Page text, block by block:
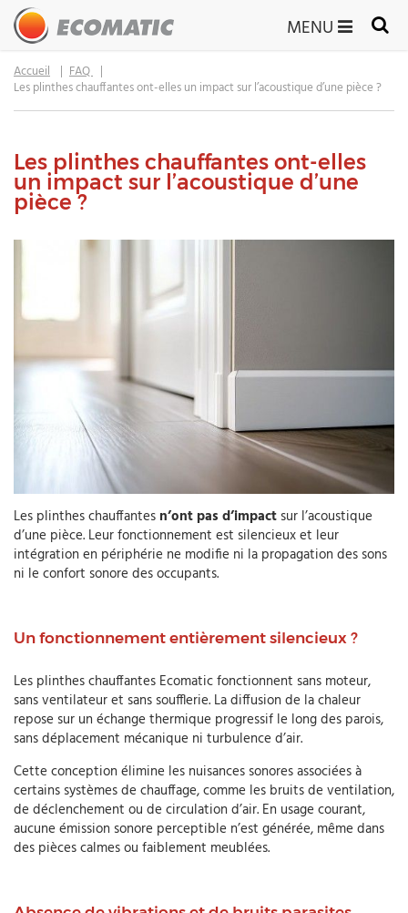
Les plinthes chauffantes ont-elles
un impact sur l’acoustique d’une
pièce ?
Les plinthes chauffantes n’ont pas d’impact sur l’acoustique
d’une pièce. Leur fonctionnement est silencieux et leur
intégration en périphérie ne modifie ni la propagation des sons
ni le confort sonore des occupants.
Un fonctionnement entièrement silencieux ?
Les plinthes chauffantes Ecomatic fonctionnent sans moteur,
sans ventilateur et sans soufflerie. La diffusion de la chaleur
repose sur un échange thermique progressif le long des parois,
sans déplacement mécanique ni turbulence d’air.
Cette conception élimine les nuisances sonores associées à
certains systèmes de chauffage, comme les bruits de ventilation,
de déclenchement ou de circulation d’air. En usage courant,
aucune émission sonore perceptible n’est générée, même dans
des pièces calmes ou faiblement meublées.
MENU
Accueil
FAQ
Les plinthes chauffantes ont-elles un impact sur l’acoustique d’une pièce ?